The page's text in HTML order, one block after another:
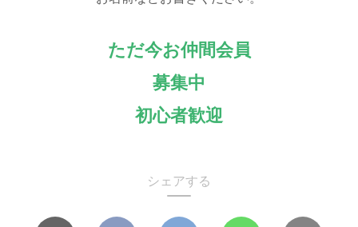
ただ今お仲間会員
募集中
初心者歓迎
シェアする